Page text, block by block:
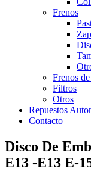
Frenos
Frenos
Filtros
Otros
Repuestos
Contacto
Disco De
E13 -E13 E-